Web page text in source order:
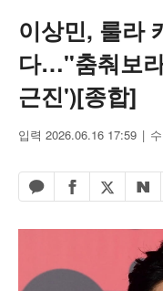
이상민, 룰라
다…"춤춰보
근진')[종합]
입력 2026.06.16 17:59
카카오톡 공유하기
페이스북 공유
엑스 공유
네